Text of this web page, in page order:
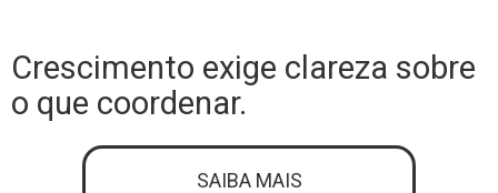
Crescimento exige clareza sobre
o que coordenar.
SAIBA MAIS